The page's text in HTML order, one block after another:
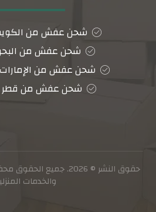
شحن عفش من الكويت
شحن عفش من
شحن عفش من
شحن عفش من قطر
حقوق النشر © 2026.
والخدمات